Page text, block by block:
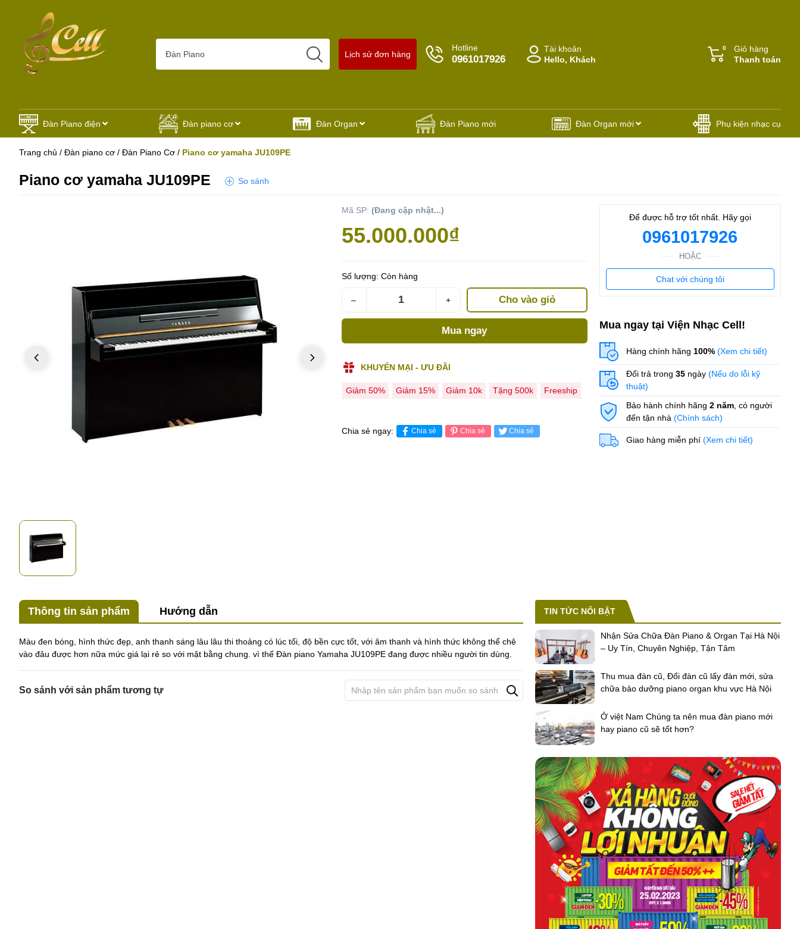
Lịch sử đơn hàng
Hotline
0961017926
Tài khoản
Hello, Khách
Giỏ hàng
Thanh toán
0
Đàn Piano điện Đàn piano cơ Đàn Organ Đàn Piano mới Đàn Organ mới Phụ kiện nhạc cụ
Trang chủ / Đàn piano cơ / Đàn Piano Cơ / Piano cơ yamaha JU109PE
Piano cơ yamaha JU109PE So sánh
Mã SP: (Đang cập nhật...)
55.000.000₫
Số lượng: Còn hàng
– + Cho vào giỏ
Mua ngay
KHUYẾN MẠI - ƯU ĐÃI
Giảm 50% Giảm 15% Giảm 10k Tặng 500k Freeship
Chia sẻ ngay: Chia sẻ Chia sẻ Chia sẻ
Để được hỗ trợ tốt nhất. Hãy gọi
0961017926
HOẶC
Chat với chúng tôi
Mua ngay tại Viện Nhạc Cell!
Hàng chính hãng 100% (Xem chi tiết)
Đổi trả trong 35ngày (Nếu do lỗi kỹ
thuật)
Bảo hành chính hãng 2 năm, có người
đến tận nhà (Chính sách)
Giao hàng miễn phí (Xem chi tiết)
Thông tin sản phẩm Hướng dẫn
Màu đen bóng, hình thức đẹp, anh thanh sáng lâu lâu thi thoảng có lúc tối, độ bền cực tốt, với âm thanh và hình thức không thể chê
vào đâu được hơn nữa mức giá lại rẻ so với mặt bằng chung. vì thế Đàn piano Yamaha JU109PE đang được nhiều người tin dùng.
So sánh với sản phẩm tương tự
TIN TỨC NỔI BẬT
Nhận Sửa Chữa Đàn Piano & Organ Tại Hà Nội
– Uy Tín, Chuyên Nghiệp, Tận Tâm
Thu mua đàn cũ, Đổi đàn cũ lấy đàn mới, sửa
chữa bảo dưỡng piano organ khu vực Hà Nội
Ở việt Nam Chúng ta nên mua đàn piano mới
hay piano cũ sẽ tốt hơn?